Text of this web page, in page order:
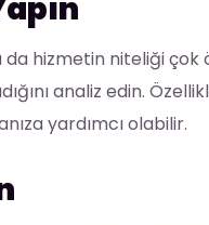
da hizmetin niteliği çok
analiz edin.
yardımcı olabilir.